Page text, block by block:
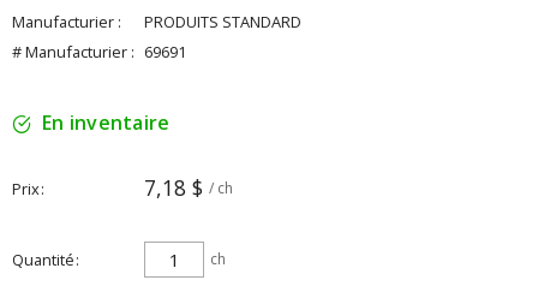
Manufacturier :
PRODUITS STANDARD
# Manufacturier : 69691
En inventaire
Prix 7,18 $ / ch
Quantité ch